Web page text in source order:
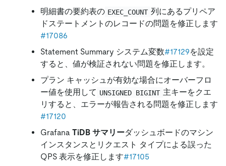
明細書の要約表の EXEC_COUNT 列にあるプリペア
ドステートメントのレコードの問題を修正します
#17086
Statement Summary システム変数#17129を設定
すると、値が検証されない問題を修正します。
プラン キャッシュが有効な場合にオーバーフロ
ー値を使用して UNSIGNED BIGINT 主キーをクエ
リすると、エラーが報告される問題を修正します
#17120
Grafana TiDB サマリーダッシュボードのマシン
インスタンスとリクエスト タイプによる誤った
QPS 表示を修正します#17105